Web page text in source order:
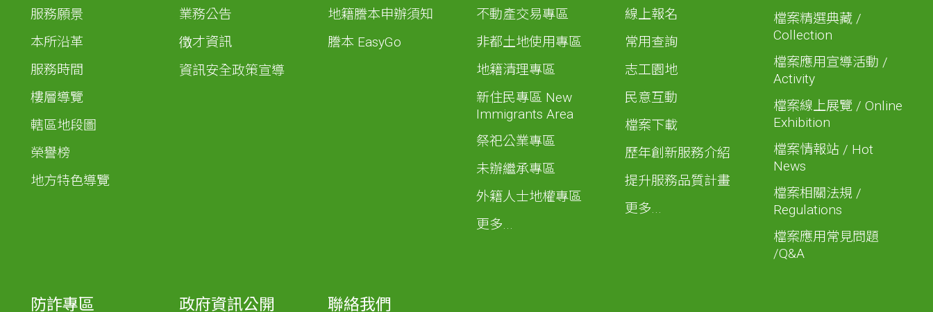
服務願景
本所沿革
服務時間
樓層導覽
轄區地段圖
榮譽榜
地方特色導覽
業務公告
徴才資訊
資訊安全政策宣導
地籍謄本申辦須知
謄本 EasyGo
不動產交易專區
非都土地使用專區
地籍清理專區
新住民專區 New
Immigrants Area
祭祀公業專區
未辦繼承專區
外籍人士地權專區
更多...
線上報名
常用查詢
志工園地
民意互動
檔案下載
歷年創新服務介紹
提升服務品質計畫
更多...
檔案精選典藏 /
Collection
檔案應用宣導活動 /
Activity
檔案線上展覽 / Online
Exhibition
檔案情報站 / Hot
News
檔案相關法規 /
Regulations
檔案應用常見問題
/Q&A
防詐專區 政府資訊公開 聯絡我們